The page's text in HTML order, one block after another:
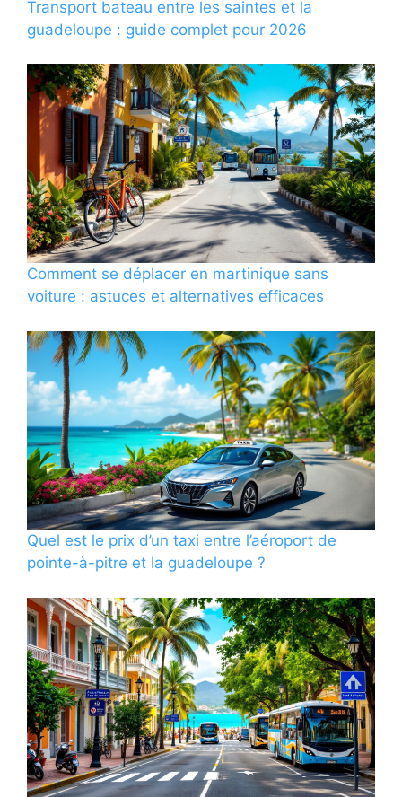
Transport bateau entre les saintes et la
guadeloupe : guide complet pour 2026
Comment se déplacer en martinique sans
voiture : astuces et alternatives efficaces
Quel est le prix d’un taxi entre l’aéroport de
pointe-à-pitre et la guadeloupe ?